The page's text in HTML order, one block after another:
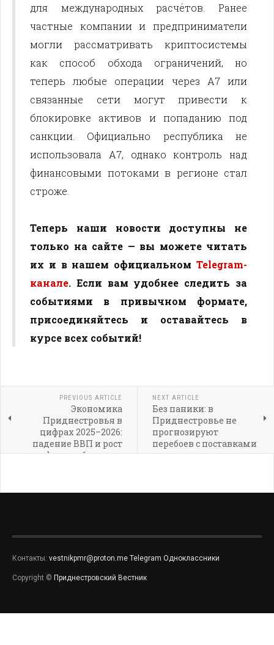
для международных расчётов. Ранее
частные компании и предприниматели
могли рассматривать криптосистемы
как способ обхода ограничений, но
теперь любые операции через A7 или
связанные сети могут привести к
блокировке активов и попаданию под
санкции. Официально республика не
использовала A7, однако контроль над
финансовыми потоками в регионе стал
строже.
Теперь наши новости доступны не
только на сайте — вы можете читать
их и в нашем официальном Telegram-
канале. Если вам удобнее следить за
событиями в привычном формате,
присоединяйтесь и оставайтесь в
курсе всех событий!
PREVIOUS ARTICLE
Экономика
Приднестровья в
цифрах 2025–2026:
падение ВВП и рост
дефицита бюджета
NEXT ARTICLE
Без паники: в
Приднестровье не
прогнозируют
перебоев с поставками
газа
Контакты: vestnikpmr@proton.me Telegram Одноклассники
Copyright © Приднестровский Вестник